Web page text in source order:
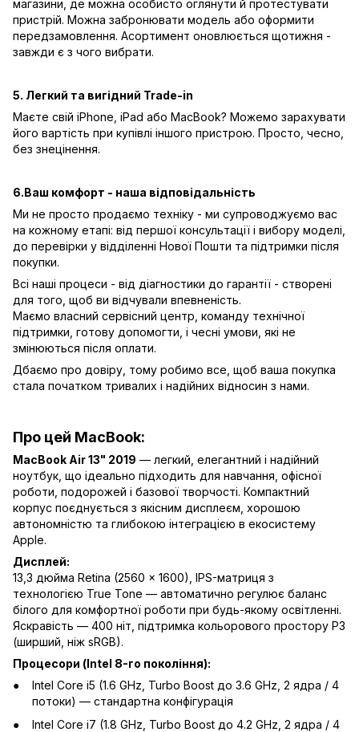
магазини, де можна особисто оглянути й протестувати
пристрій. Можна забронювати модель або оформити
передзамовлення. Асортимент оновлюється щотижня -
завжди є з чого вибрати.
5. Легкий та вигідний Trade-in
Маєте свій iPhone, iPad або MacBook? Можемо зарахувати
його вартість при купівлі іншого пристрою. Просто, чесно,
без знецінення.
6.Ваш комфорт - наша відповідальність
Ми не просто продаємо техніку - ми супроводжуємо вас
на кожному етапі: від першої консультації і вибору моделі,
до перевірки у відділенні Нової Пошти та підтримки після
покупки.
Всі наші процеси - від діагностики до гарантії - створені
для того, щоб ви відчували впевненість.
Маємо власний сервісний центр, команду технічної
підтримки, готову допомогти, і чесні умови, які не
змінюються після оплати.
Дбаємо про довіру, тому робимо все, щоб ваша покупка
стала початком тривалих і надійних відносин з нами.
Про цей MacBook:
MacBook Air 13" 2019 — легкий, елегантний і надійний
ноутбук, що ідеально підходить для навчання, офісної
роботи, подорожей і базової творчості. Компактний
корпус поєднується з якісним дисплеєм, хорошою
автономністю та глибокою інтеграцією в екосистему
Apple.
Дисплей:
13,3 дюйма Retina (2560 × 1600), IPS-матриця з
технологією True Tone — автоматично регулює баланс
білого для комфортної роботи при будь-якому освітленні.
Яскравість — 400 ніт, підтримка кольорового простору P3
(ширший, ніж sRGB).
Процесори (Intel 8-го покоління):
Intel Core i5 (1.6 GHz, Turbo Boost до 3.6 GHz, 2 ядра / 4
потоки) — стандартна конфігурація
Intel Core i7 (1.8 GHz, Turbo Boost до 4.2 GHz, 2 ядра / 4